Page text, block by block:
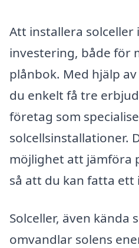
Att installera solceller
investering, både för
plånbok. Med hjälp
du enkelt få tre
företag som
solcellsinstallationer.
möjlighet att jämföra
så att du kan fatta
Solceller, även kända
omvandlar solens